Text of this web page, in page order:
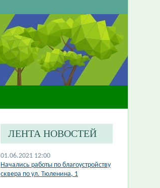
ЛЕНТА НОВОСТЕЙ
01.06.2021 12:00
Начались работы по благоустройству
сквера по ул. Тюленина, 1